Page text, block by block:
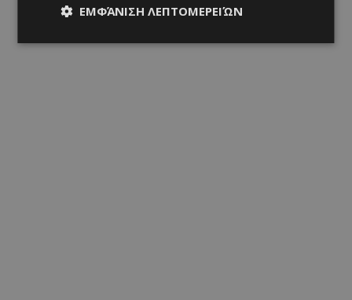
ΕΜΦΆΝΙΣΗ ΛΕΠΤΟΜΕΡΕΙΏΝ